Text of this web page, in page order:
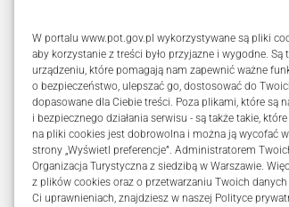
W portalu www.pot.gov.pl wykorzystywane są pliki
aby korzystanie z treści było przyjazne i wygodne.
urządzeniu, które pomagają nam zapewnić ważne
o bezpieczeństwo, ulepszać go, dostosować do
dopasowane dla Ciebie treści. Poza plikami, które są
i bezpiecznego działania serwisu - są także takie,
na pliki cookies jest dobrowolna i można ją wycofać
strony „Wyświetl preferencje”. Administratorem
Organizacja Turystyczna z siedzibą w Warszawie.
z plików cookies oraz o przetwarzaniu Twoich
Ci uprawnieniach, znajdziesz w naszej Polityce